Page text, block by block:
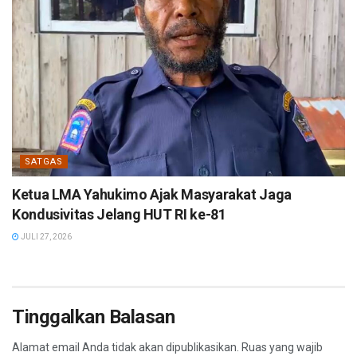
SATGAS
Ketua LMA Yahukimo Ajak Masyarakat Jaga
Kondusivitas Jelang HUT RI ke-81
JULI 27, 2026
Tinggalkan Balasan
Alamat email Anda tidak akan dipublikasikan. Ruas yang wajib